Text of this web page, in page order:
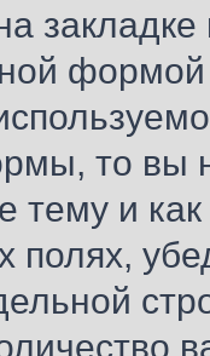
то вы
тему и
полях,